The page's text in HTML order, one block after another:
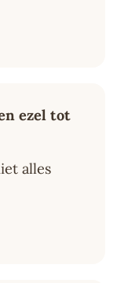
ezel tot
alles